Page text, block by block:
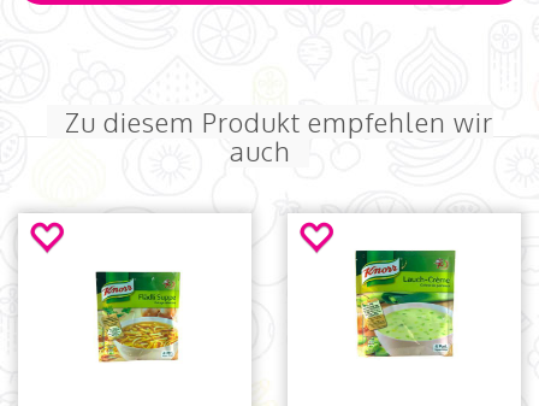
Zu diesem Produkt empfehlen wir
auch